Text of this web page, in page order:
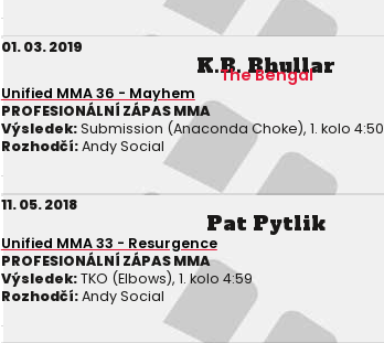
01. 03. 2019
K.B. Bhullar
The Bengal
Unified MMA 36 - Mayhem
PROFESIONÁLNÍ ZÁPAS MMA
Výsledek:Submission (Anaconda Choke), 1. kolo 4:50
Rozhodčí:Andy Social
11. 05. 2018
Pat Pytlik
Unified MMA 33 - Resurgence
PROFESIONÁLNÍ ZÁPAS MMA
Výsledek:TKO (Elbows), 1. kolo 4:59
Rozhodčí:Andy Social